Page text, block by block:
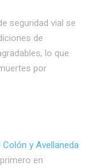
seguridad vial se
de
lo que
por
y Avellaneda
en